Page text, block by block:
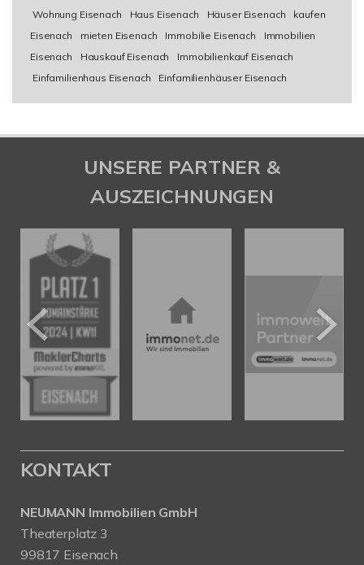
Wohnung Eisenach
Haus Eisenach Häuser Eisenach
kaufen
Eisenach
mieten Eisenach Immobilie Eisenach
Immobilien
Eisenach
Hauskauf Eisenach
Immobilienkauf Eisenach
Einfamilienhaus Eisenach
Einfamilienhäuser Eisenach
UNSERE PARTNER &
AUSZEICHNUNGEN
KONTAKT
NEUMANN Immobilien GmbH
Theaterplatz 3
99817 Eisenach